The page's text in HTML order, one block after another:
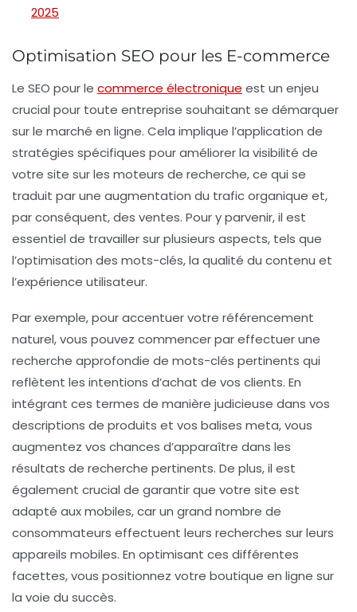
2025
Optimisation SEO pour les E-commerce
Le SEO pour le commerce électronique est un enjeu
crucial pour toute entreprise souhaitant se démarquer
sur le marché en ligne. Cela implique l’application de
stratégies spécifiques pour améliorer la visibilité de
votre site sur les moteurs de recherche, ce qui se
traduit par une augmentation du trafic organique et,
par conséquent, des ventes. Pour y parvenir, il est
essentiel de travailler sur plusieurs aspects, tels que
l’optimisation des mots-clés, la qualité du contenu et
l’expérience utilisateur.
Par exemple, pour accentuer votre référencement
naturel, vous pouvez commencer par effectuer une
recherche approfondie de mots-clés pertinents qui
reflètent les intentions d’achat de vos clients. En
intégrant ces termes de manière judicieuse dans vos
descriptions de produits et vos balises meta, vous
augmentez vos chances d’apparaître dans les
résultats de recherche pertinents. De plus, il est
également crucial de garantir que votre site est
adapté aux mobiles, car un grand nombre de
consommateurs effectuent leurs recherches sur leurs
appareils mobiles. En optimisant ces différentes
facettes, vous positionnez votre boutique en ligne sur
la voie du succès.